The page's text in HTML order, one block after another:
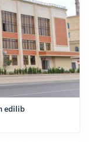
edilib